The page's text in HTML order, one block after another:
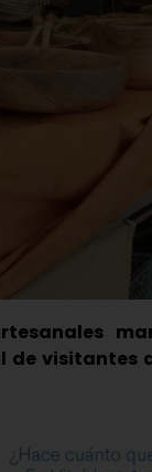
de visitantes